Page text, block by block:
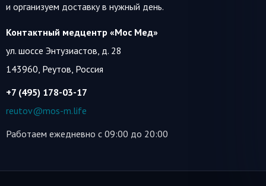
и организуем доставку в нужный день.
Контактный медцентр «Мос Мед»
ул. шоссе Энтузиастов, д. 28
143960, Реутов, Россия
+7 (495) 178-03-17
reutov@mos-m.life
Работаем ежедневно с 09:00 до 20:00